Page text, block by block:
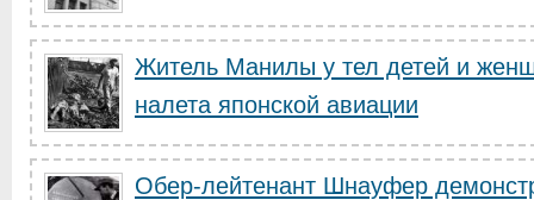
Житель Манилы у тел детей и
налета японской авиации
Обер-лейтенант Шнауфер